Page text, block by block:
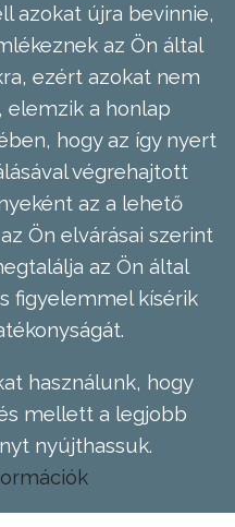
azokat újra bevinnie,
az Ön által
ezért azokat nem
elemzik a honlap
hogy az így nyert
végrehajtott
az a lehető
Ön elvárásai szerint
az Ön által
figyelemmel kísérik
használunk, hogy
mellett a legjobb
nyújthassuk.